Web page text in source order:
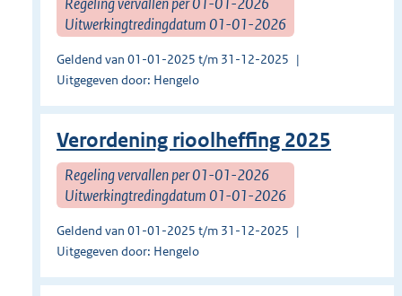
Uitwerkingtredingdatum 01-01-2026
Geldend van 01-01-2025 t/m 31-12-2025
Uitgegeven door: Hengelo
Verordening rioolheffing 2025
Regeling vervallen per 01-01-2026
Uitwerkingtredingdatum 01-01-2026
Geldend van 01-01-2025 t/m 31-12-2025
Uitgegeven door: Hengelo